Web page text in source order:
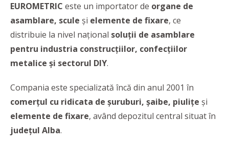
EUROMETRIC este un importator de organe de
asamblare, scule și elemente de fixare, ce
distribuie la nivel naţional soluţii de asamblare
pentru industria construcţiilor, confecţiilor
metalice şi sectorul DIY.
Compania este specializată încă din anul 2001 în
comerțul cu ridicata de șuruburi, șaibe, piulițe și
elemente de fixare, având depozitul central situat în
judeţul Alba.